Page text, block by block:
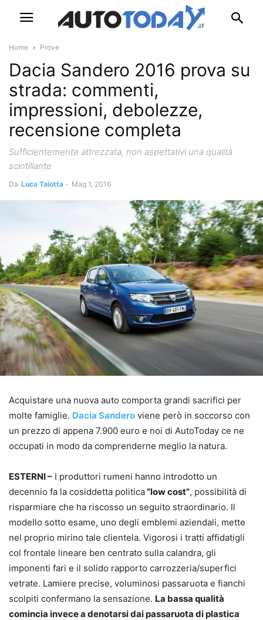
Home Prove
Dacia Sandero 2016 prova su
strada: commenti,
impressioni, debolezze,
recensione completa
Sufficientemente attrezzata, non aspettativi una qualità
scintillante
Da Luca Talotta - Mag 1, 2016
Acquistare una nuova auto comporta grandi sacrifici per
molte famiglie. Dacia Sandero viene però in soccorso con
un prezzo di appena 7.900 euro e noi di AutoToday ce ne
occupati in modo da comprenderne meglio la natura.
ESTERNI – I produttori rumeni hanno introdotto un
decennio fa la cosiddetta politica“low cost”, possibilità di
risparmiare che ha riscosso un seguito straordinario. Il
modello sotto esame, uno degli emblemi aziendali, mette
nel proprio mirino tale clientela. Vigorosi i tratti affidatigli
col frontale lineare ben centrato sulla calandra, gli
imponenti fari e il solido rapporto carrozzeria/superfici
vetrate. Lamiere precise, voluminosi passaruota e fianchi
scolpiti confermano la sensazione. La bassa qualità
comincia invece a denotarsi dai passaruota di plastica